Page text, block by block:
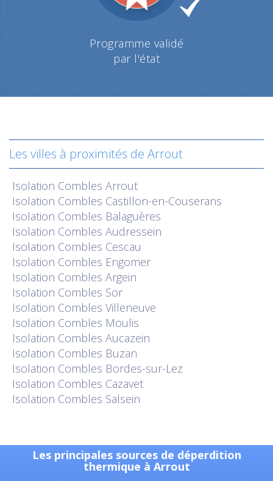
Programme validé
par l'état
Les villes à proximités de Arrout
Isolation Combles Arrout
Isolation Combles Castillon-en-Couserans
Isolation Combles Balaguères
Isolation Combles Audressein
Isolation Combles Cescau
Isolation Combles Engomer
Isolation Combles Argein
Isolation Combles Sor
Isolation Combles Villeneuve
Isolation Combles Moulis
Isolation Combles Aucazein
Isolation Combles Buzan
Isolation Combles Bordes-sur-Lez
Isolation Combles Cazavet
Isolation Combles Salsein
Les principales sources de déperdition
thermique à Arrout